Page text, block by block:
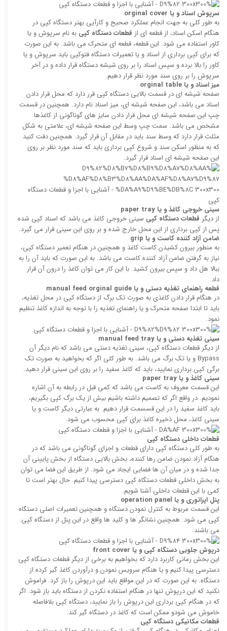
سرپوش اسناد و یا orginal cover
به طور کلی به جهت انجام عملکرد صحیح و کارآیی بهتر دستگاه کپی در
هنگام اسکن اسناد، از قطعه ای از قطعات دستگاه کپی به نام سرپوش و یا
کاور استفاده می شود. این قطعه، قطعه ای متحرک می باشد. به این صورت
که برای کپی برداری از اسناد و یا تعمیرات دستگاه فتوکپی باید سرپوش و یا
کاور را بالا برده و سپس اسناد را بر روی شیشه دستگاه قرار داده و در آخر
سرپوش را بر روی سند مورد نظر قرار دهیم.
میز اسناد و یا orginal table
صفحه شیشه ای در قسمت بالایی دستگاه کپی قرر دارد که محل قرار دادن
اسناد می باشد، این صفحه شیشه ای، میز اسناد نام دارد. همچنین در قسمت
چپ این صفحه شیشه ای محل قرار دادن سایز های گوناگونی از کاغذها
مشخص می باشد. سمت چپ وسط این صفحه شیشه ای، علامتی به شکل
مثلث قرار دارد که وسط سند باید در مقابل آن قرار گیرد. همچنین دقت کنید
که به منظور اسکن سند و شروع کپی برداری باید که سند مورد نظر بر روی
این صفحه شیشه ای اسناد قرار گیرد.
سینی خروجی کاغذ و یا paper tray
از دیگر قطعات دستگاه کپی سینی خروجی کاغذ می باشد که اسناد کپی شده
پس از کپی برداری از این محل خارج شده و بر روی این سینی قرار می گیرد.
ضامن آزاد کننده کاست و یا grip
به منطور بیرون کشیدن کاست کاغذ و همچنین در هنگام تعمیر دستگاه کپی،
نیاز به گرفتن ضامن آزاد کننده کاست می باشد. به این صورت که باید آن را به
ببالا هل داد و سپس بیرون کشید. با این کار می توان کاغذ را درون آن قرار
داد.
قطعه راهنمای تغذیه دستی و یا manual feed orginal guide
در هنگام قرار دادن کاغذی به صورت تک برگ از دستگاه کپی در محل تغذیه،
باید تا ابتدا صفحه متحرک و یا راهنمای تغذیه را با توجه به اندازه کاغذ تنظیم
نمود.
سینی تغذیه دستی و یا manual feed tray
از دیگر قطعات دستگاه کپی، سینی تغذیه دستی می باشد که نام دیگر آن
Bypass و یا تک برگ می باشد. به طور کلی اگر که بخواهید به صورت تک
برگی کپی برداری نمایید، باید که کاغذ سفید را بر روی این سینی قرار دهید.
سینی کاغذ و یا paper tray
این قسمت معروف به کاست می باشد که کمی قبل در رابطه به آن اشاره
نمودیم. در واقع اگر که تصمیم داشته باشیم بیش از یک برگ کپی بگیریم،
باید کاغذ سفید را در این قسسمت قرار دهیم. به عبارتی دیگر کاست و یا
سینی کاغذ، محل ذخیره کاغذ برای کپی محسوب می شود.
قطعات داخلی دستگاه کپی
به طور کلی دستگاه کپی دارای قطعات و اجزای گوناگونی می باشد که در
هنگام آزاد نمودن ضامن رها کننده، بخش بالایی دستگاه از بخش پایینی آن
جدا شده و در میان آن ها فضایی ایجاد می شود. از طریق این فضا می توان
به بخش داخلی قطعات دستگاه کپی دسترسی پیدا کنیم. حال بهتر است تا
کمی با این قطعات داخلی آشنا شویم.
پنل اپراتوری و یا operation panel
این قسمت مربوط به کنترل نمودن دستگاه و همچنین تعمیرات اصلی دستگاه
کپی می شود. همچنین نشانگر ها و کلید ها واقع در این پنل از دستگاه کپی
می باشند.
درپوش جلویی دستگاه کپی و یا front cover
این بخش زمانی کاربرد دارد که بخواهیم به برخی از دیگر قطعات دستگاه کپی
دسترسی پیدا کنیم و یا هنگام سرویس نمودن و درآوردن کاغذ گیر کرده از
دستگاه. به این صورت که در این مواقع باید این درپوش را باز کرد. فراموش
نکنید که این درپوش تنها در هنگام استفاده نکردن از دستگاه باید باز شود. اگر
که در هنگام کپی برداری این درپوش را باز نمایید، دستگاه کپی بلافاصله
خاموش می شودو ممکن است که کاغذ در دستگاه گیر کند.
قطعات مکانیکی دستگاه کپی